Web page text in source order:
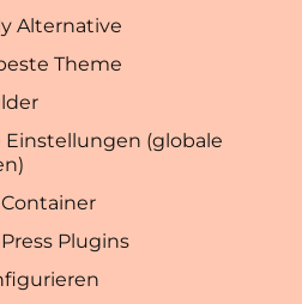
Alternative
Theme
(globale
Plugins